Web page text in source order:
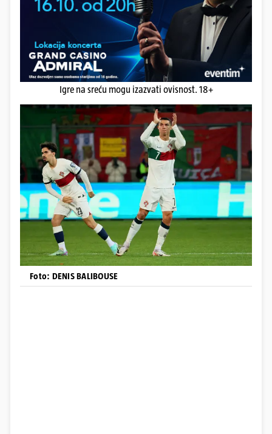
Igre na sreću mogu izazvati ovisnost. 18+
Foto: DENIS BALIBOUSE